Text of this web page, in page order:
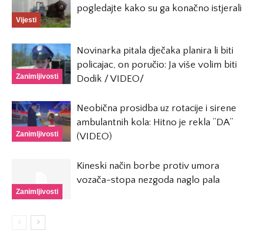
Vijesti
pogledajte kako su ga konačno istjerali
Zanimljivosti
Novinarka pitala dječaka planira li biti
policajac, on poručio: Ja više volim biti
Dodik / VIDEO/
Zanimljivosti
Neobična prosidba uz rotacije i sirene
ambulantnih kola: Hitno je rekla “DA”
(VIDEO)
Zanimljivosti
Kineski način borbe protiv umora
vozača-stopa nezgoda naglo pala